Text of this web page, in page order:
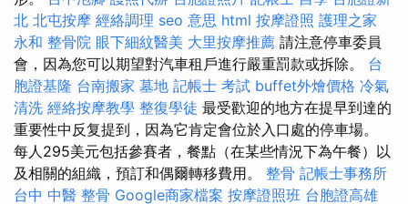
北 北屯按摩 經絡調理 seo 意思 html 按摩證照 護理之家
永和 整骨院 眼下細紋醫美 大里按摩推薦 請注意停車委員
會，因為您可以期望對汽車租戶進行嚴重罰款或拆除。 台
胞證基隆 台南搬家 墓地 記帳士 考試 buffet外燴價格 冷氣
清洗 經絡按摩教學 整復學徒 最受歡迎的地方在提早到達的
重要性中反复提到，因為它肯定會位於入口處的停車場。
每人295美元包括參賽者，餐點（在某些情況下為午餐）以
及相關的組織，預訂和偶爾轉移費用。 整骨 記帳士事務所
台中 中醫 整骨 Google商家檔案 按摩證照班 台胞證高雄